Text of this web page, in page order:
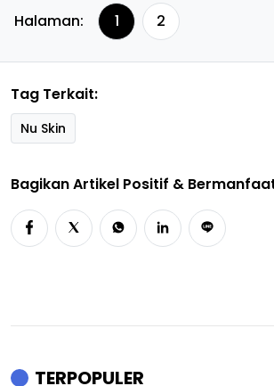
Halaman: 1 2
Tag Terkait:
Nu Skin
Bagikan Artikel Positif &
TERPOPULER